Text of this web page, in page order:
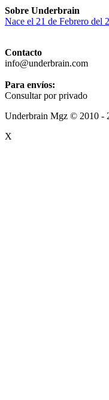
Sobre Underbrain
Nace el 21 de Febrero del
Contacto
info@underbrain.com
Para envíos:
Consultar por privado
Underbrain Mgz © 2010 -
X